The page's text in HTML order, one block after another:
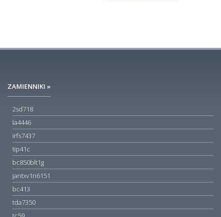
ZAMIENNIKI »
2sd718
la4446
irfs7437
tip41c
bc850blt1g
jantxv1n6151
bc413
tda7350